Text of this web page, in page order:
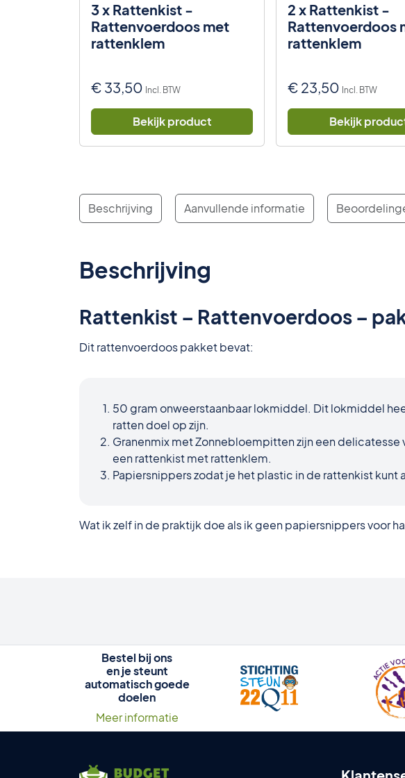
3 x Rattenkist -
Rattenvoerdoos met
rattenklem
€ 33,50 Incl. BTW
Bekijk product
2 x Rattenkist -
Rattenvoerdoos
rattenklem
€ 23,50 Incl. BTW
Bekijk
Beschrijving Aanvullende informatie
Beschrijving
Rattenkist – Rattenvoerdoos –
Dit rattenvoerdoos pakket bevat:
50 gram onweerstaanbaar lokmiddel. Dit lokmiddel
ratten doel op zijn.
Granenmix met Zonnebloempitten zijn een
een rattenkist met rattenklem.
Papiersnippers zodat je het plastic in de rattenkist
Wat ik zelf in de praktijk doe als ik geen papiersnippers voor
Bestel bij ons
en je steunt
automatisch goede
doelen
Meer informatie